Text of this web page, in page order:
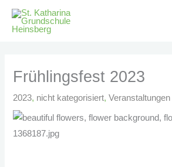
Zum
Frühlingsfest 2023
2023, nicht kategorisiert,Veranstaltungen